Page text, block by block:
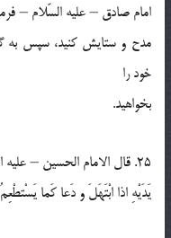
امام صادق – عليه السّلام –
مدح و ستايش كنيد، سپس به
خود را
بخواهيد.
25. قال الامام الحسين – عليه السّلام – : كان رسول الله يرفَعُ
يَدَيْهِ اذا ابْتَهَلَ و دَعا كَما